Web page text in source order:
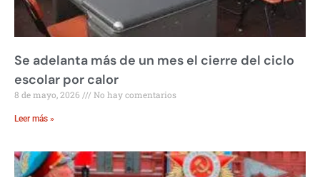
Se adelanta más de un mes el cierre del ciclo
escolar por calor
8 de mayo, 2026 No hay comentarios
Leer más »